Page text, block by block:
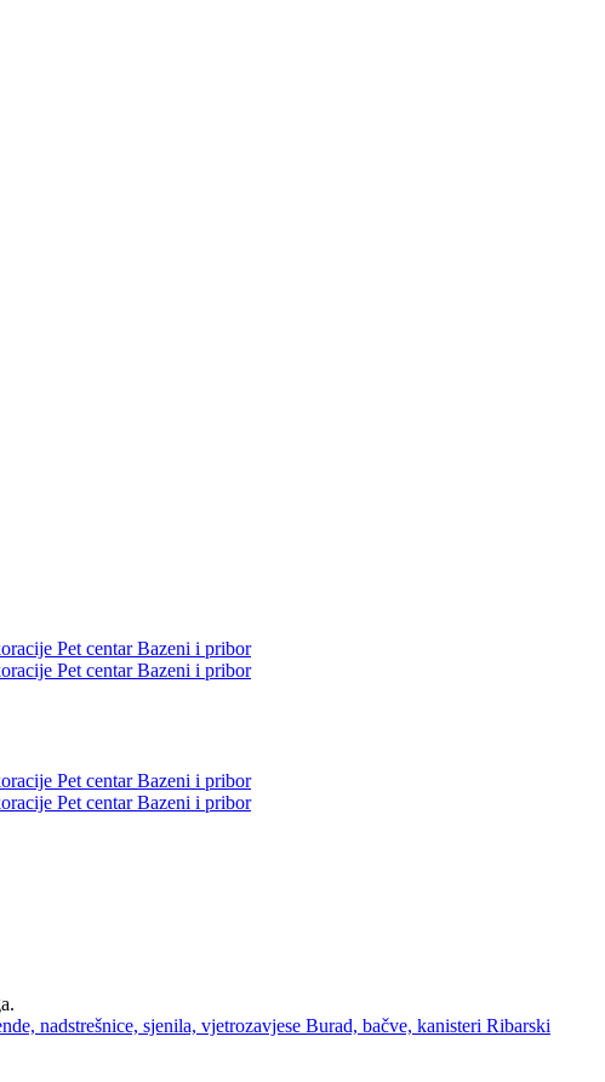
Pet centarBazeni i pribor
Pet centarBazeni i pribor
Pet centarBazeni i pribor
Pet centarBazeni i pribor
nadstrešnice, sjenila, vjetrozavjese Burad, bačve, kanisteri Ribarski